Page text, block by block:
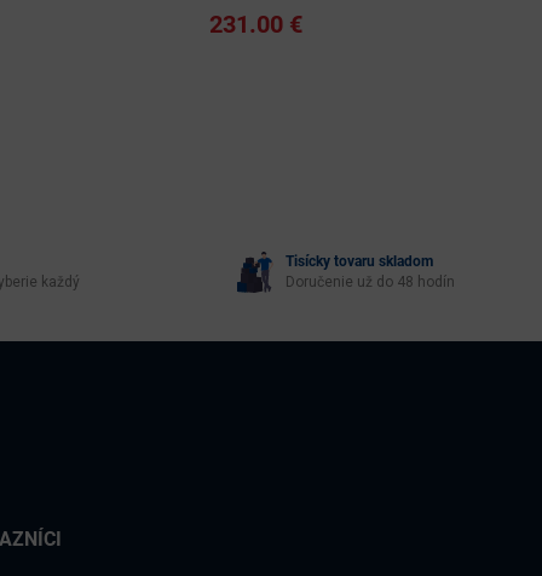
231.00 €
každý
Tisícky tovaru skladom
Doručenie už do 48 hodín